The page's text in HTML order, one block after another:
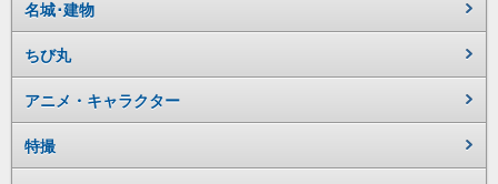
名城･建物
ちび丸
アニメ・キャラクター
特撮